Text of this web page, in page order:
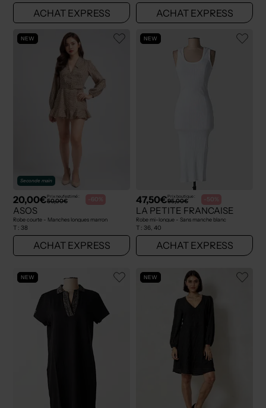
ACHAT EXPRESS ACHAT EXPRESS
NEW
Seconde main
20,00€Prix neuf estimé :
50,00€ -60%
ASOS
Robe courte - Manches longues marron
T : 38
ACHAT EXPRESS
NEW
47,50€Prix boutique :
95,00€ -50%
LA PETITE FRANCAISE
Robe mi-longue - Sans manche blanc
T : 36, 40
ACHAT EXPRESS
NEW NEW